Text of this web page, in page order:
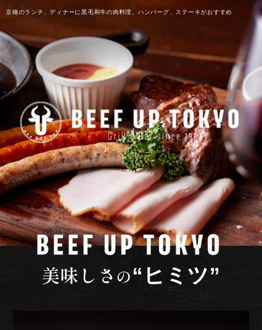
京橋のランチ、ディナーに黒毛和牛の肉料理、ハンバーグ、ステーキがおすすめ
美味しさ の“ヒミツ”